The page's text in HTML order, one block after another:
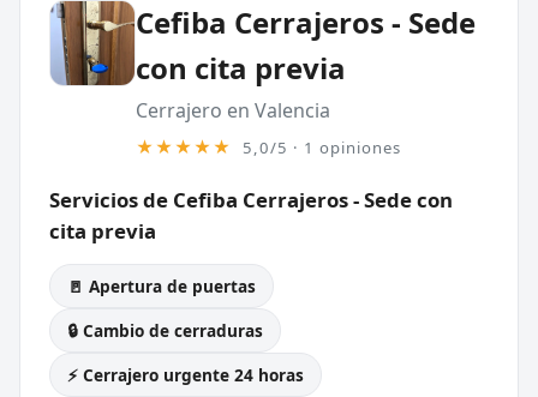
Cefiba Cerrajeros - Sede
con cita previa
Cerrajero en Valencia
★★★★★ 5,0/5 · 1 opiniones
Servicios de Cefiba Cerrajeros - Sede con
cita previa
🚪 Apertura de puertas
🔒 Cambio de cerraduras
⚡ Cerrajero urgente 24 horas